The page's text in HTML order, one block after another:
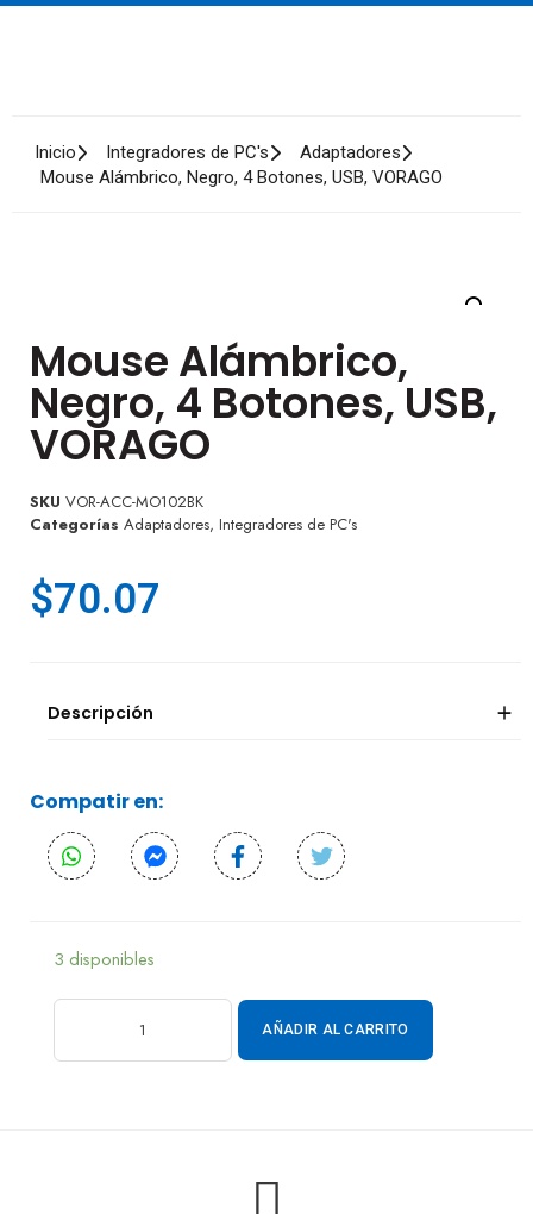
Inicio Integradores de PC's
Adaptadores
Mouse Alámbrico, Negro, 4 Botones, USB, VORAGO
Mouse Alámbrico,
Negro, 4 Botones, USB,
VORAGO
SKU VOR-ACC-MO102BK
Categorías Adaptadores, Integradores de PC's
$70.07
Descripción
Compatir en:
3 disponibles
AÑADIR AL CARRITO